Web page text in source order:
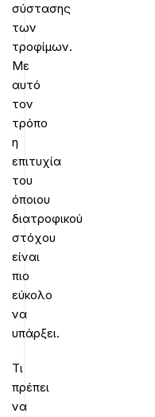
σύστασης
των
τροφίμων.
Με
αυτό
τον
τρόπο
η
επιτυχία
του
όποιου
διατροφικού
στόχου
είναι
πιο
εύκολο
να
υπάρξει.
Τι
πρέπει
να